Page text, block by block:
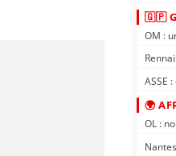
🇬🇵
OM :
ASSE
🌍
OL :